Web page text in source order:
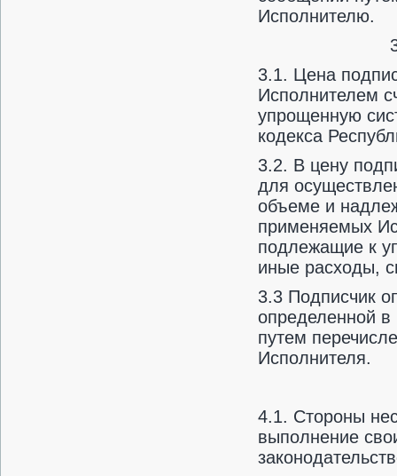
Исполнителю.
3.1. Цена
Исполнителем
упрощенную
кодекса
3.2. В цену
для
объеме и
применяемых
подлежащие к
иные расходы,
3.3 Подписчик
определенной
путем
Исполнителя.
4.1. Стороны
выполнение